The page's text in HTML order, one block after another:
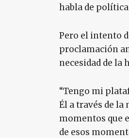
habla de política
Pero el intento
proclamación
necesidad de la
“Tengo mi
Él a través de la
momentos que
de esos